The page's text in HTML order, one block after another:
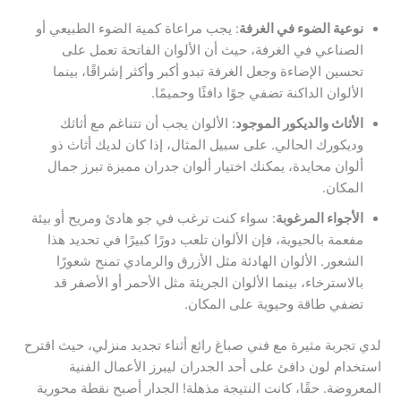
نوعية الضوء في الغرفة: يجب مراعاة كمية الضوء الطبيعي أو
الصناعي في الغرفة، حيث أن الألوان الفاتحة تعمل على
تحسين الإضاءة وجعل الغرفة تبدو أكبر وأكثر إشراقًا، بينما
الألوان الداكنة تضفي جوًا دافئًا وحميمًا.
الأثاث والديكور الموجود: الألوان يجب أن تتناغم مع أثاثك
وديكورك الحالي. على سبيل المثال، إذا كان لديك أثاث ذو
ألوان محايدة، يمكنك اختيار ألوان جدران مميزة تبرز جمال
المكان.
الأجواء المرغوبة: سواء كنت ترغب في جو هادئ ومريح أو بيئة
مفعمة بالحيوية، فإن الألوان تلعب دورًا كبيرًا في تحديد هذا
الشعور. الألوان الهادئة مثل الأزرق والرمادي تمنح شعورًا
بالاسترخاء، بينما الألوان الجريئة مثل الأحمر أو الأصفر قد
تضفي طاقة وحيوية على المكان.
لدي تجربة مثيرة مع فني صباغ رائع أثناء تجديد منزلي، حيث اقترح
استخدام لون دافئ على أحد الجدران ليبرز الأعمال الفنية
المعروضة. حقًا، كانت النتيجة مذهلة! الجدار أصبح نقطة محورية